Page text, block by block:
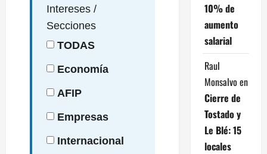
Intereses /
Secciones
TODAS
Economía
AFIP
Empresas
Internacional
10% de
aumento
salarial
Raul
Monsalvo en
Cierre de
Tostado y
Le Blé: 15
locales